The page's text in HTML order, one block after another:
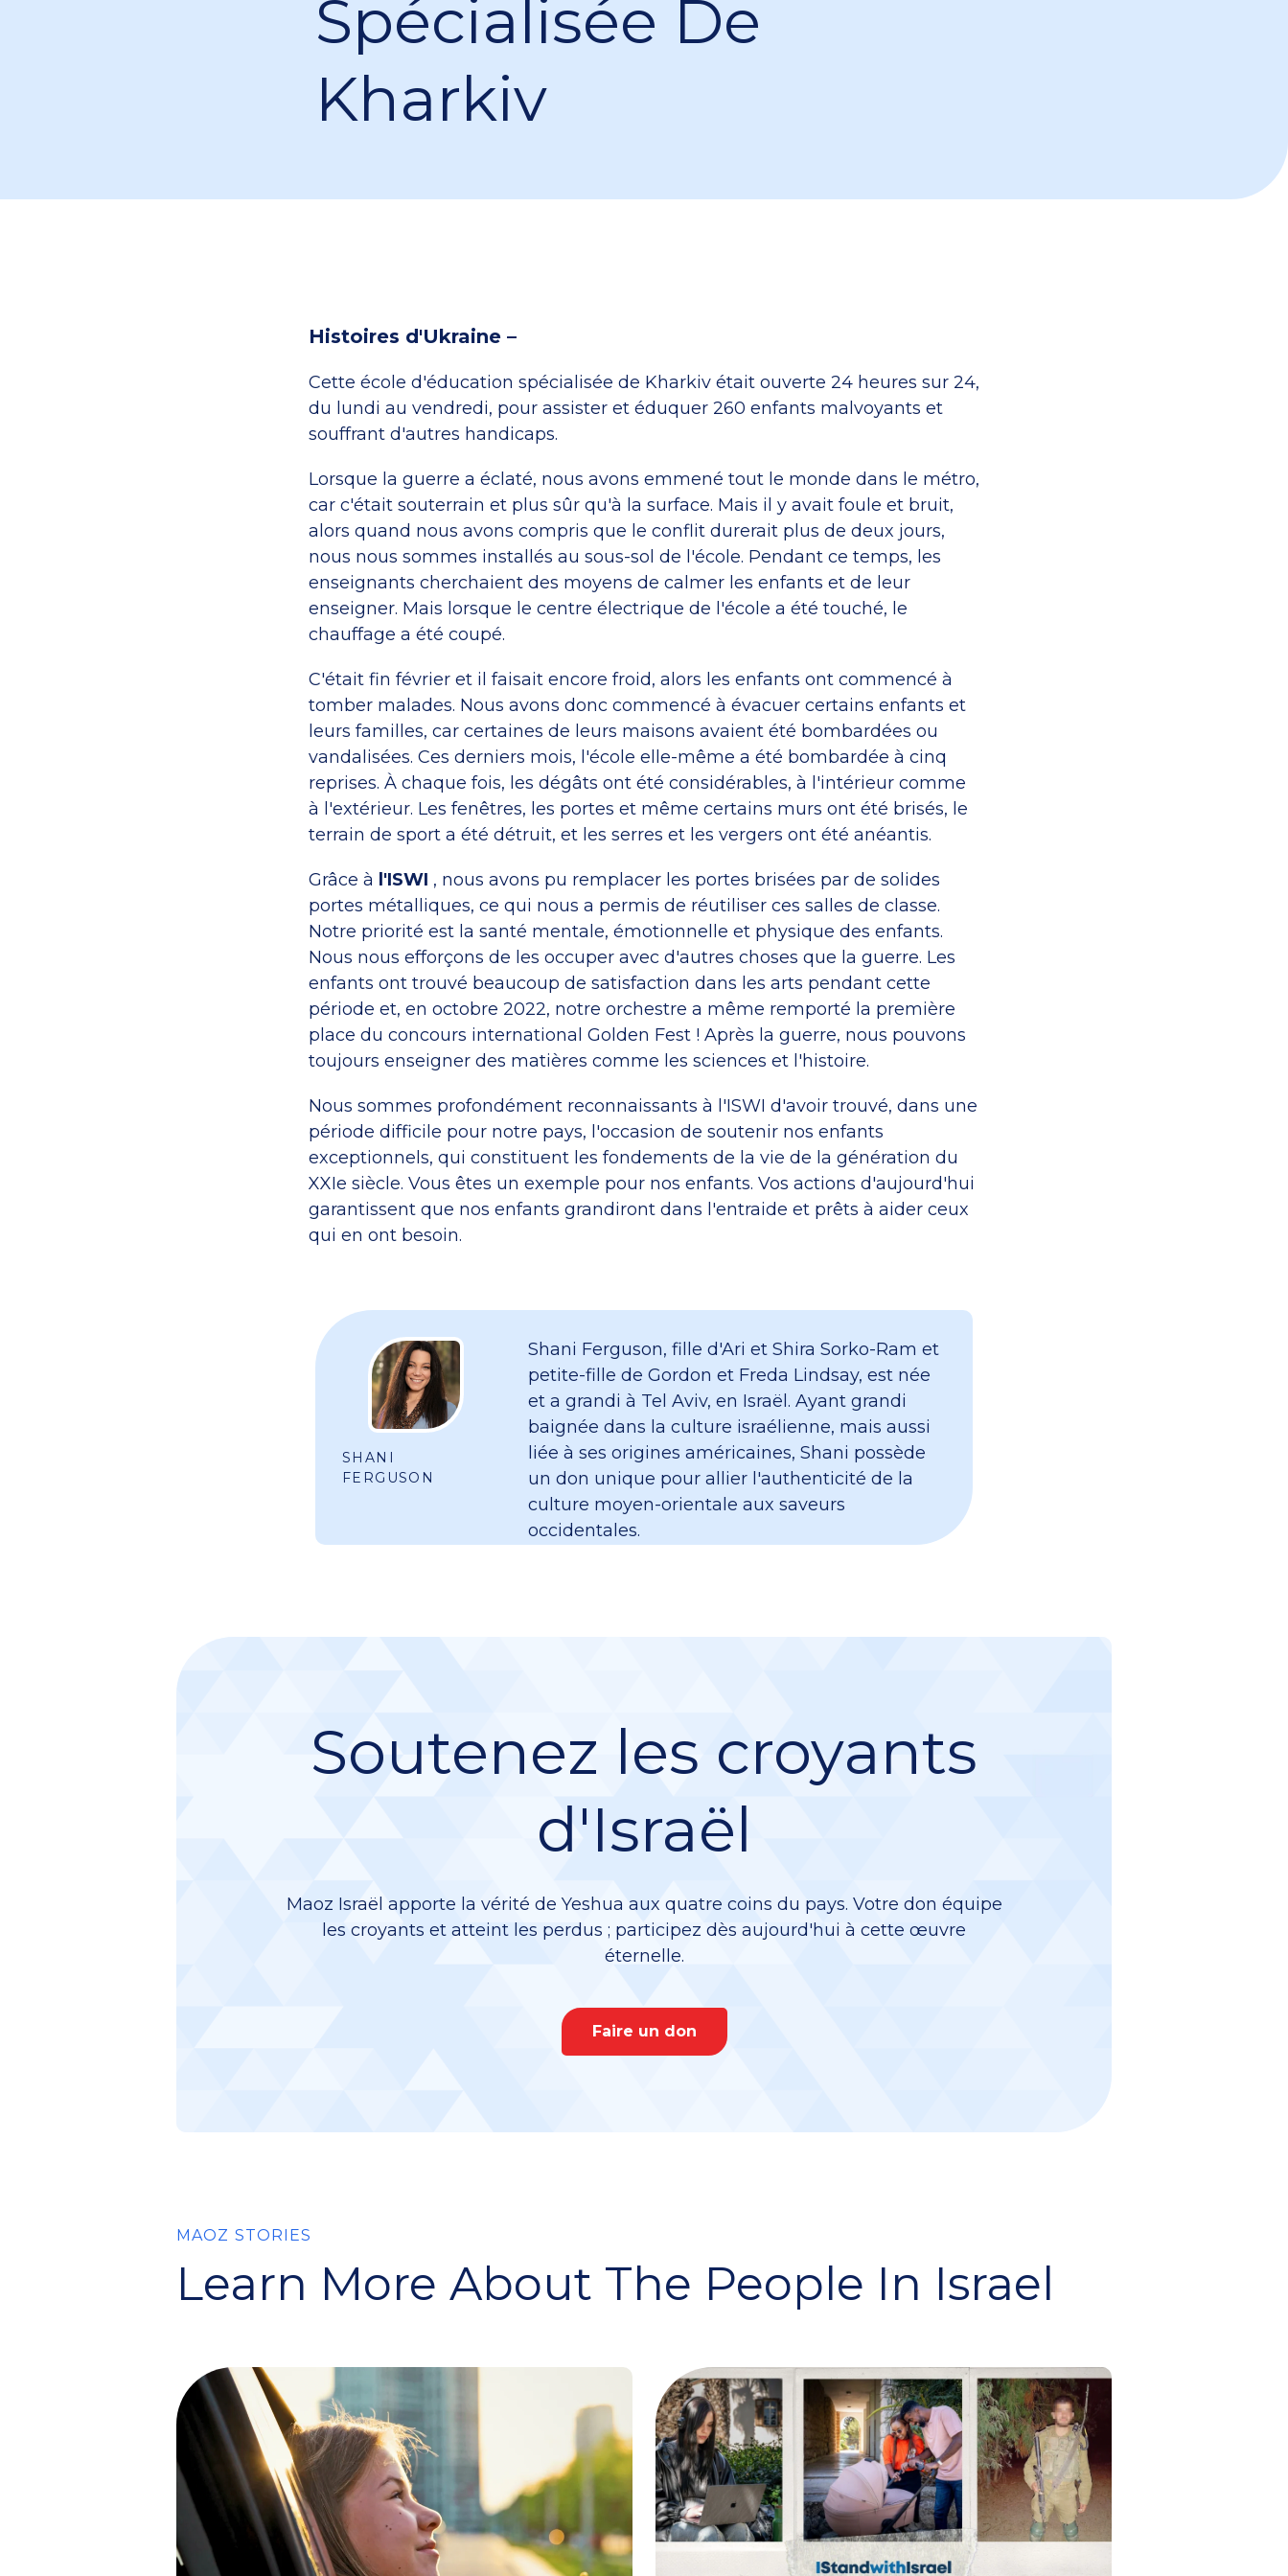
Spécialisée De
Kharkiv
Histoires d'Ukraine –
Cette école d'éducation spécialisée de Kharkiv était ouverte 24 heures sur 24,
du lundi au vendredi, pour assister et éduquer 260 enfants malvoyants et
souffrant d'autres handicaps.
Lorsque la guerre a éclaté, nous avons emmené tout le monde dans le métro,
car c'était souterrain et plus sûr qu'à la surface. Mais il y avait foule et bruit,
alors quand nous avons compris que le conflit durerait plus de deux jours,
nous nous sommes installés au sous-sol de l'école. Pendant ce temps, les
enseignants cherchaient des moyens de calmer les enfants et de leur
enseigner. Mais lorsque le centre électrique de l'école a été touché, le
chauffage a été coupé.
C'était fin février et il faisait encore froid, alors les enfants ont commencé à
tomber malades. Nous avons donc commencé à évacuer certains enfants et
leurs familles, car certaines de leurs maisons avaient été bombardées ou
vandalisées. Ces derniers mois, l'école elle-même a été bombardée à cinq
reprises. À chaque fois, les dégâts ont été considérables, à l'intérieur comme
à l'extérieur. Les fenêtres, les portes et même certains murs ont été brisés, le
terrain de sport a été détruit, et les serres et les vergers ont été anéantis.
Grâce à l'ISWI , nous avons pu remplacer les portes brisées par de solides
portes métalliques, ce qui nous a permis de réutiliser ces salles de classe.
Notre priorité est la santé mentale, émotionnelle et physique des enfants.
Nous nous efforçons de les occuper avec d'autres choses que la guerre. Les
enfants ont trouvé beaucoup de satisfaction dans les arts pendant cette
période et, en octobre 2022, notre orchestre a même remporté la première
place du concours international Golden Fest ! Après la guerre, nous pouvons
toujours enseigner des matières comme les sciences et l'histoire.
Nous sommes profondément reconnaissants à l'ISWI d'avoir trouvé, dans une
période difficile pour notre pays, l'occasion de soutenir nos enfants
exceptionnels, qui constituent les fondements de la vie de la génération du
XXIe siècle. Vous êtes un exemple pour nos enfants. Vos actions d'aujourd'hui
garantissent que nos enfants grandiront dans l'entraide et prêts à aider ceux
qui en ont besoin.
SHANI
FERGUSON
Shani Ferguson, fille d'Ari et Shira Sorko-Ram et
petite-fille de Gordon et Freda Lindsay, est née
et a grandi à Tel Aviv, en Israël. Ayant grandi
baignée dans la culture israélienne, mais aussi
liée à ses origines américaines, Shani possède
un don unique pour allier l'authenticité de la
culture moyen-orientale aux saveurs
occidentales.
Soutenez les croyants
d'Israël
Maoz Israël apporte la vérité de Yeshua aux quatre coins du pays. Votre don équipe
les croyants et atteint les perdus ; participez dès aujourd'hui à cette œuvre
éternelle.
Faire un don
MAOZ STORIES
Learn More About The People In Israel